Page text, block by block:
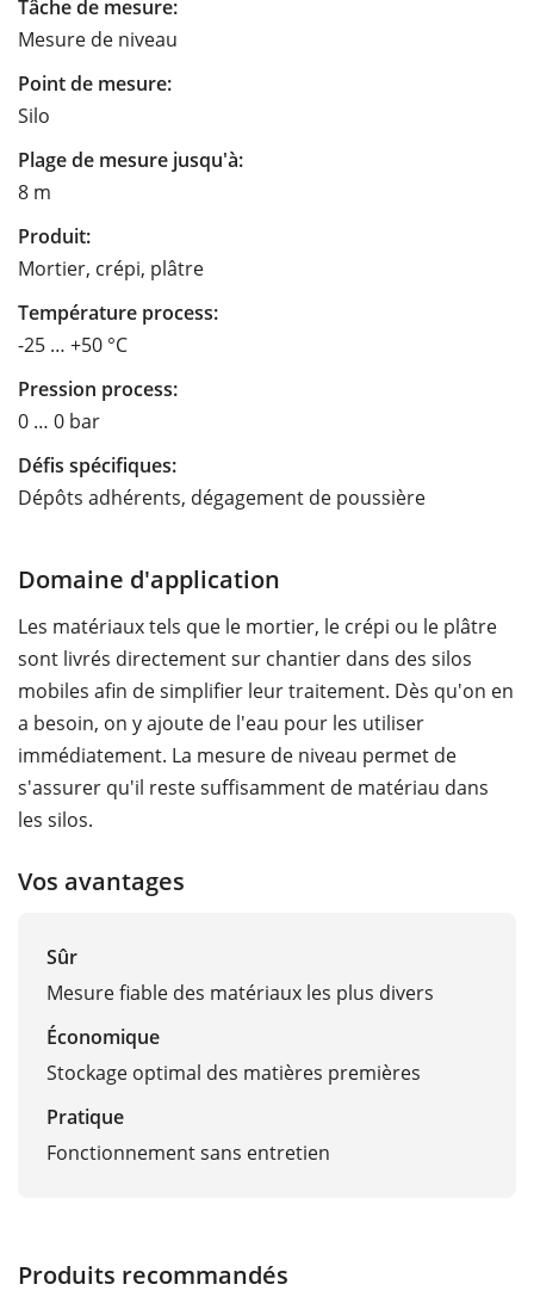
Tâche de mesure:
Mesure de niveau
Point de mesure:
Silo
Plage de mesure jusqu'à:
8 m
Produit:
Mortier, crépi, plâtre
Température process:
-25 … +50 °C
Pression process:
0 … 0 bar
Défis spécifiques:
Dépôts adhérents, dégagement de poussière
Domaine d'application
Les matériaux tels que le mortier, le crépi ou le plâtre
sont livrés directement sur chantier dans des silos
mobiles afin de simplifier leur traitement. Dès qu'on en
a besoin, on y ajoute de l'eau pour les utiliser
immédiatement. La mesure de niveau permet de
s'assurer qu'il reste suffisamment de matériau dans
les silos.
Vos avantages
Sûr
Mesure fiable des matériaux les plus divers
Économique
Stockage optimal des matières premières
Pratique
Fonctionnement sans entretien
Produits recommandés